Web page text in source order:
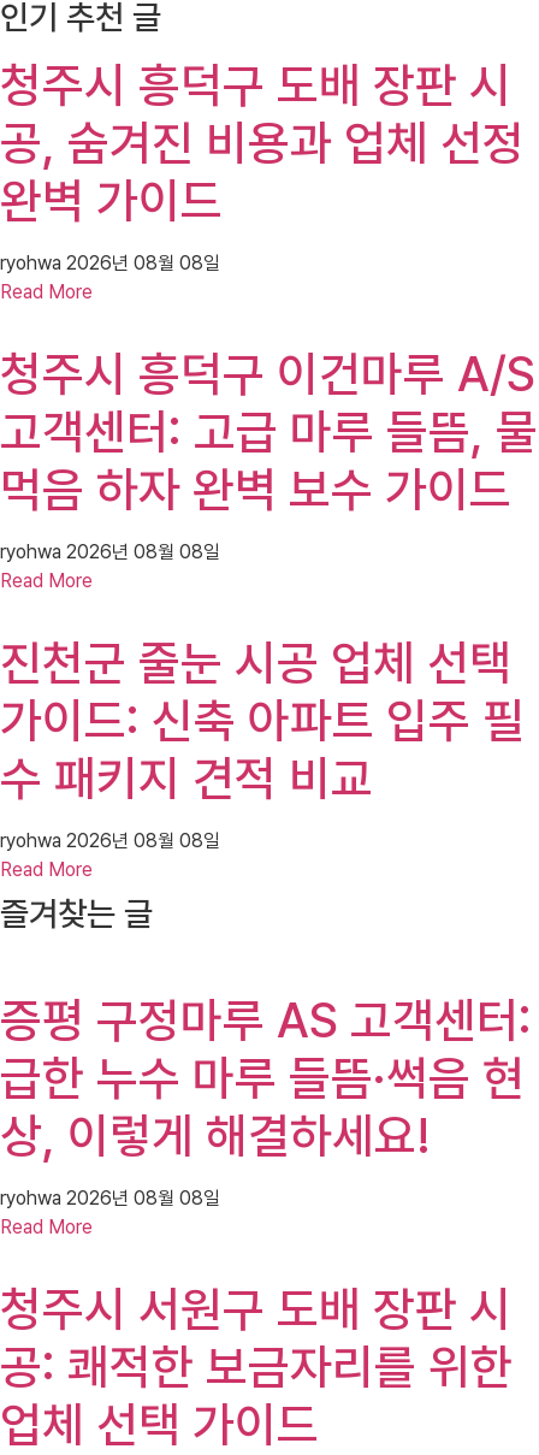
인기 추천 글
청주시 흥덕구 도배 장판 시
공, 숨겨진 비용과 업체 선정
완벽 가이드
ryohwa 2026년 08월 08일
Read More
청주시 흥덕구 이건마루 A/S
고객센터: 고급 마루 들뜸, 물
먹음 하자 완벽 보수 가이드
ryohwa 2026년 08월 08일
Read More
진천군 줄눈 시공 업체 선택
가이드: 신축 아파트 입주 필
수 패키지 견적 비교
ryohwa 2026년 08월 08일
Read More
즐겨찾는 글
증평 구정마루 AS 고객센터:
급한 누수 마루 들뜸·썩음 현
상, 이렇게 해결하세요!
ryohwa 2026년 08월 08일
Read More
청주시 서원구 도배 장판 시
공: 쾌적한 보금자리를 위한
업체 선택 가이드